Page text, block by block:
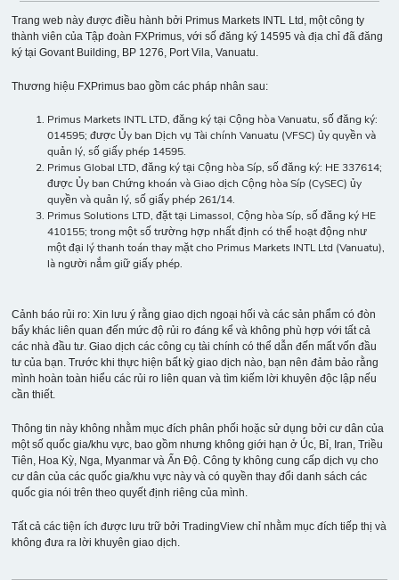
Trang web này được điều hành bởi Primus Markets INTL Ltd, một công ty
thành viên của Tập đoàn FXPrimus, với số đăng ký 14595 và địa chỉ đã đăng
ký tại Govant Building, BP 1276, Port Vila, Vanuatu.
Thương hiệu FXPrimus bao gồm các pháp nhân sau:
Primus Markets INTL LTD, đăng ký tại Cộng hòa Vanuatu, số đăng ký:
014595; được Ủy ban Dịch vụ Tài chính Vanuatu (VFSC) ủy quyền và
quản lý, số giấy phép 14595.
Primus Global LTD, đăng ký tại Cộng hòa Síp, số đăng ký: HE 337614;
được Ủy ban Chứng khoán và Giao dịch Cộng hòa Síp (CySEC) ủy
quyền và quản lý, số giấy phép 261/14.
Primus Solutions LTD, đặt tại Limassol, Cộng hòa Síp, số đăng ký HE
410155; trong một số trường hợp nhất định có thể hoạt động như
một đại lý thanh toán thay mặt cho Primus Markets INTL Ltd (Vanuatu),
là người nắm giữ giấy phép.
Cảnh báo rủi ro: Xin lưu ý rằng giao dịch ngoại hối và các sản phẩm có đòn
bẩy khác liên quan đến mức độ rủi ro đáng kể và không phù hợp với tất cả
các nhà đầu tư. Giao dịch các công cụ tài chính có thể dẫn đến mất vốn đầu
tư của bạn. Trước khi thực hiện bất kỳ giao dịch nào, bạn nên đảm bảo rằng
mình hoàn toàn hiểu các rủi ro liên quan và tìm kiếm lời khuyên độc lập nếu
cần thiết.
Thông tin này không nhằm mục đích phân phối hoặc sử dụng bởi cư dân của
một số quốc gia/khu vực, bao gồm nhưng không giới hạn ở Úc, Bỉ, Iran, Triều
Tiên, Hoa Kỳ, Nga, Myanmar và Ấn Độ. Công ty không cung cấp dịch vụ cho
cư dân của các quốc gia/khu vực này và có quyền thay đổi danh sách các
quốc gia nói trên theo quyết định riêng của mình.
Tất cả các tiện ích được lưu trữ bởi TradingView chỉ nhằm mục đích tiếp thị và
không đưa ra lời khuyên giao dịch.